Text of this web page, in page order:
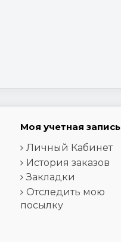
Моя учетная запись
Личный Кабинет
История заказов
Закладки
Отследить мою
посылку